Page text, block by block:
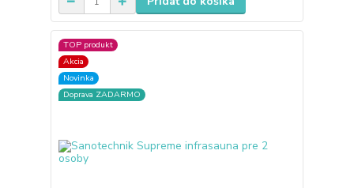
TOP produkt
Akcia
Novinka
Doprava ZADARMO